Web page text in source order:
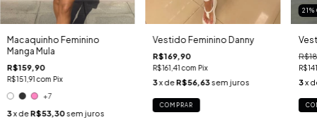
Macaquinho Feminino
Manga Mula
R$159,90
R$151,91com Pix
+7
3x deR$53,30sem juros
Vestido Feminino Danny
R$169,90
R$161,41com Pix
3x deR$56,63sem juros
COMPRAR
21%
3x